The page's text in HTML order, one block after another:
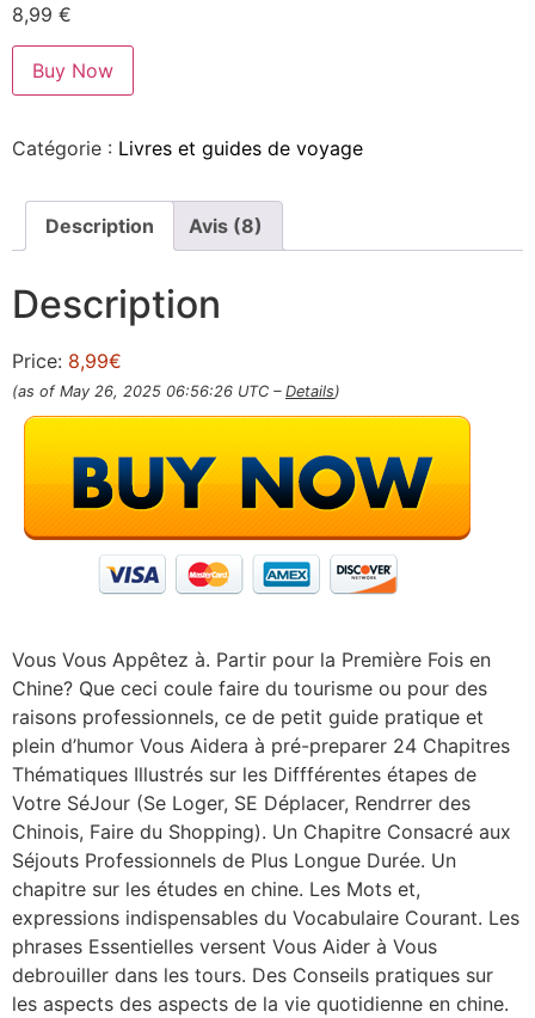
8,99 €
Buy Now
Catégorie : Livres et guides de voyage
Description Avis (8)
Description
Price: 8,99€
(as of May 26, 2025 06:56:26 UTC – Details)
Vous Vous Appêtez à. Partir pour la Première Fois en
Chine? Que ceci coule faire du tourisme ou pour des
raisons professionnels, ce de petit guide pratique et
plein d’humor Vous Aidera à pré-preparer 24 Chapitres
Thématiques Illustrés sur les Diffférentes étapes de
Votre SéJour (Se Loger, SE Déplacer, Rendrrer des
Chinois, Faire du Shopping). Un Chapitre Consacré aux
Séjouts Professionnels de Plus Longue Durée. Un
chapitre sur les études en chine. Les Mots et,
expressions indispensables du Vocabulaire Courant. Les
phrases Essentielles versent Vous Aider à Vous
debrouiller dans les tours. Des Conseils pratiques sur
les aspects des aspects de la vie quotidienne en chine.